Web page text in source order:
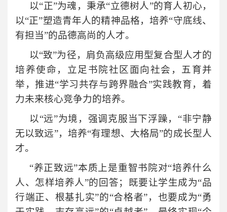
以“正”为魂，秉承“立德树人”的育人初心，
以“正”塑造青年人的精神品格，培养“守底线、
有担当”的品德高尚的人才。
以“致”为径，肩负高级应用型复合型人才的
培养使命，立足书院社区面向社会，五育并
举，推进“学习共存与跨界融合”实践教育，着
力未来核心竞争力的培养。
以“远”为境，强调克服当下浮躁，“非宁静
无以致远”，培养“有理想、大格局”的成长型人
才。
“养正致远”本质上是重智书院对“培养什么
人、怎样培养人”的回答；既要让学生成为“品
行端正、根基扎实”的“合格者”，也要成为“勇